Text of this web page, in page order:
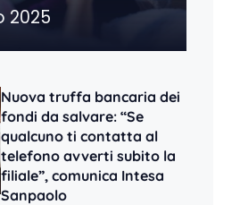
2025
Nuova truffa bancaria dei
fondi da salvare: “Se
qualcuno ti contatta al
telefono avverti subito la
filiale”, comunica Intesa
Sanpaolo